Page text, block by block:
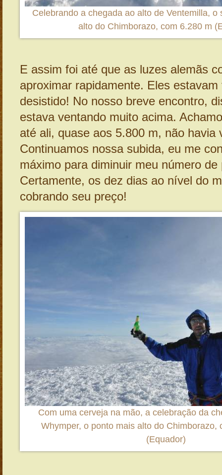
Celebrando a chegada ao alto de Ventemilla, o
alto do Chimborazo, com 6.280 m
E assim foi até que as luzes alemãs
aproximar rapidamente. Eles
desistido! No nosso breve encontro,
estava ventando muito acima.
até ali, quase aos 5.800 m, não havia
Continuamos nossa subida, eu me
máximo para diminuir meu número de
Certamente, os dez dias ao nível do
cobrando seu preço!
Com uma cerveja na mão, a celebração da
Whymper, o ponto mais alto do Chimborazo,
(Equador)